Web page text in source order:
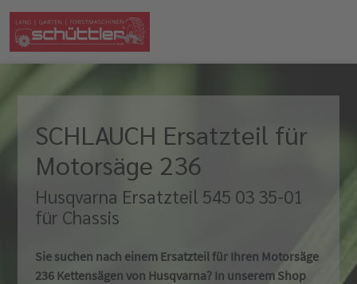
SCHLAUCH Ersatzteil für
Motorsäge 236
Husqvarna Ersatzteil 545 03 35-01
für Chassis
Sie suchen nach einem Ersatzteil für Ihren Motorsäge
236 Kettensägen von Husqvarna? In unserem Shop